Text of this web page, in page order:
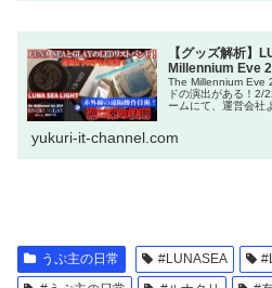
【グッズ解析】
Millennium Eve
The Millennium Eve
ドの演出がある！2/
ームにて、運営会社
yukuri-it-channel.com
うぷ主の日常 #LUNASEA